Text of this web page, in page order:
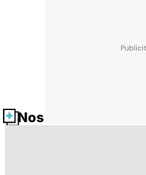
Nos fiches santé